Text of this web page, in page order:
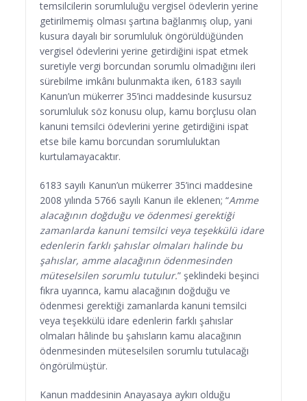
temsilcilerin sorumluluğu vergisel ödevlerin yerine
getirilmemiş olması şartına bağlanmış olup, yani
kusura dayalı bir sorumluluk öngörüldüğünden
vergisel ödevlerini yerine getirdiğini ispat etmek
suretiyle vergi borcundan sorumlu olmadığını ileri
sürebilme imkânı bulunmakta iken, 6183 sayılı
Kanun’un mükerrer 35’inci maddesinde kusursuz
sorumluluk söz konusu olup, kamu borçlusu olan
kanuni temsilci ödevlerini yerine getirdiğini ispat
etse bile kamu borcundan sorumluluktan
kurtulamayacaktır.
6183 sayılı Kanun’un mükerrer 35’inci maddesine
2008 yılında 5766 sayılı Kanun ile eklenen; “Amme
alacağının doğduğu ve ödenmesi gerektiği
zamanlarda kanuni temsilci veya teşekkülü idare
edenlerin farklı şahıslar olmaları halinde bu
şahıslar, amme alacağının ödenmesinden
müteselsilen sorumlu tutulur.” şeklindeki beşinci
fıkra uyarınca, kamu alacağının doğduğu ve
ödenmesi gerektiği zamanlarda kanuni temsilci
veya teşekkülü idare edenlerin farklı şahıslar
olmaları hâlinde bu şahısların kamu alacağının
ödenmesinden müteselsilen sorumlu tutulacağı
öngörülmüştür.
Kanun maddesinin Anayasaya aykırı olduğu